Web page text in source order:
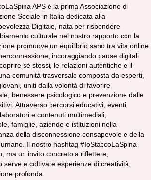
APS è la prima Associazione di
Sociale in Italia dedicata alla
Digitale, nata per rispondere
culturale nel nostro rapporto con la
promuove un equilibrio sano tra vita online
incoraggiando pause digitali
sé stessi, le relazioni autentiche e il
comunità trasversale composta da esperti,
uniti dalla volontà di favorire
benessere psicologico e prevenzione dalle
Attraverso percorsi educativi, eventi,
e contenuti multimediali,
famiglie, aziende e istituzioni nella
della disconnessione consapevole e della
Il nostro hashtag #IoStaccoLaSpina
ma un invito concreto a riflettere,
serve e coltivare esperienze di creatività,
profonda.